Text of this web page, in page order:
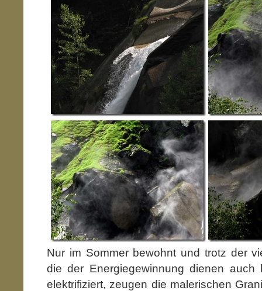
Nur im Sommer bewohnt und trotz der
die der Energiegewinnung dienen
elektrifiziert, zeugen die malerischen